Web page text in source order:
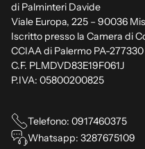
di Palminteri Davide
Viale Europa, 225 – 90036
Iscritto presso la Camera di
CCIAA di Palermo PA-277330
C.F. PLMDVD83E19F061J
P.IVA: 05800200825
Telefono: 0917460375
Whatsapp: 3287675109